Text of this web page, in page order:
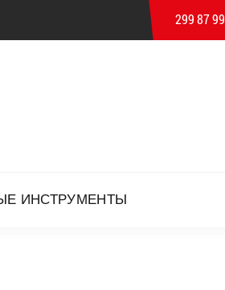
299 87 99
ИНСТРУМЕНТЫ